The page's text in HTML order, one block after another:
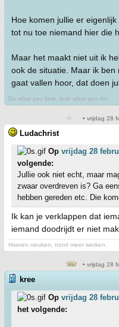
Hoe komen jullie er
tot nu toe niemand hier die
Maar het maakt niet uit ik
ook de situatie. Maar ik
gaat vallen hoor, dat doen
Do what you love, love what you do!
• vrijdag 28
Ludachrist
Op vrijdag 28
volgende:
Jullie ook niet echt, maar
zwaar overdreven is? Ga
hebben gereden etc. Die
Ik kan je verklappen dat
iemand doodrijdt er niet
Hoeren neuken, nooit meer werken.
• vrijdag 28
kree
Op vrijdag 28
het volgende: